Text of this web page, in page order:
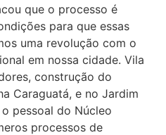
que o processo é
para que essas
uma revolução com o
em nossa cidade. Vila
construção do
Caraguatá, e no Jardim
pessoal do Núcleo
processos de